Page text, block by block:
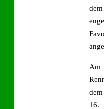
dem
Am
dem
16.